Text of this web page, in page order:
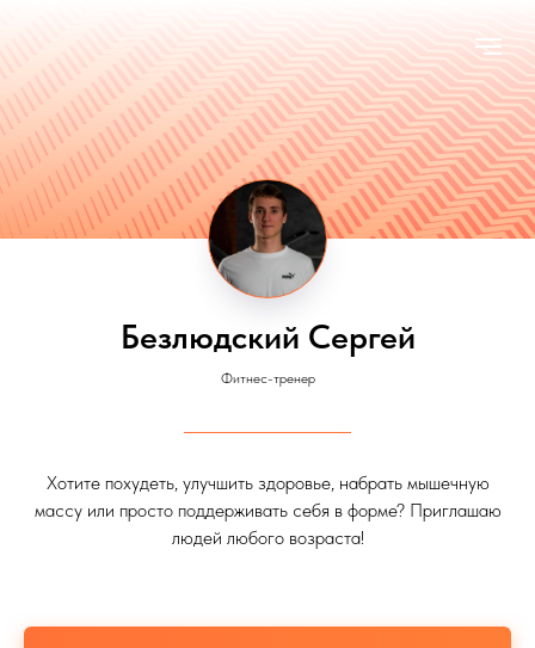
Безлюдский Сергей
Фитнес-тренер
Хотите похудеть, улучшить здоровье, набрать мышечную
массу или просто поддерживать себя в форме? Приглашаю
людей любого возраста!